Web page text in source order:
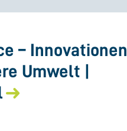
– Innovationen
Umwelt |